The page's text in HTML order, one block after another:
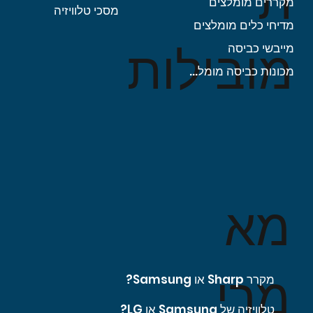
מא
מרי
מקרר Sharp או Samsung?
טלוויזיה של Samsung או LG?
מובילות
מסכי טלוויזיה
מדיחי כלים מומלצים
מייבשי כביסה
מכונות כביסה מומלצות